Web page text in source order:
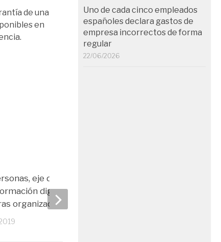
de una
en
eje de la
digital en
organizaciones
Uno de cada cinco empleados
españoles declara gastos de
empresa incorrectos de forma
regular
22/06/2026